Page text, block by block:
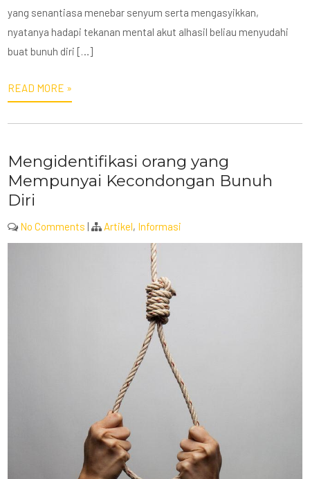
yang senantiasa menebar senyum serta mengasyikkan,
nyatanya hadapi tekanan mental akut alhasil beliau menyudahi
buat bunuh diri […]
READ MORE »
Mengidentifikasi orang yang
Mempunyai Kecondongan Bunuh
Diri
No Comments | Artikel, Informasi